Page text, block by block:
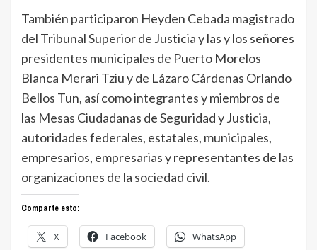
También participaron Heyden Cebada magistrado
del Tribunal Superior de Justicia y las y los señores
presidentes municipales de Puerto Morelos
Blanca Merari Tziu y de Lázaro Cárdenas Orlando
Bellos Tun, así como integrantes y miembros de
las Mesas Ciudadanas de Seguridad y Justicia,
autoridades federales, estatales, municipales,
empresarios, empresarias y representantes de las
organizaciones de la sociedad civil.
Comparte esto:
X Facebook WhatsApp